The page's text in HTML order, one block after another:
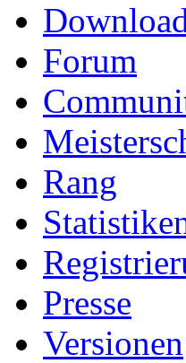
Forum
Rang
Presse
Versionen